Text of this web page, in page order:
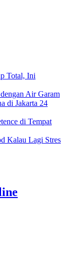
Total, Ini
Air Garam
di Jakarta 24
di Tempat
Kalau Lagi Stres